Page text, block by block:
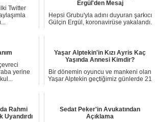
Twitter
Ergül'den Mesaj
Hepsi Grubu'yla adını duyuran şarkıcı
Gülçin Ergül, koronavirüse yakalandı.
yerine
Yaşar Alptekin'in Kızı Ayris Kaç
Yaşında Annesi Kimdir?
Bir dönemin oyuncu ve mankeni olan
Yaşar Alptekin geçtiğimiz günlerde 21
Rahmi
Uyandırdı
Sedat Peker'in Avukatından
Açıklama